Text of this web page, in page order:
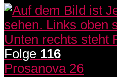
Folge 116
Prosanova 26